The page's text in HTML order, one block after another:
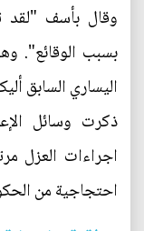
وقال بأسف "لقد
بسبب الوقائع".
اليساري السابق
ذكرت وسائل
اجراءات العزل
احتجاجية من